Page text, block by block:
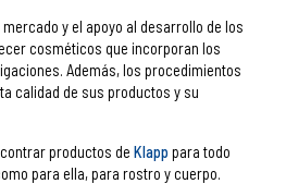
y el apoyo al desarrollo de los
cosméticos que incorporan los
Además, los procedimientos
calidad de sus productos y su
productos deKlapp para todo
para ella, para rostro y cuerpo.